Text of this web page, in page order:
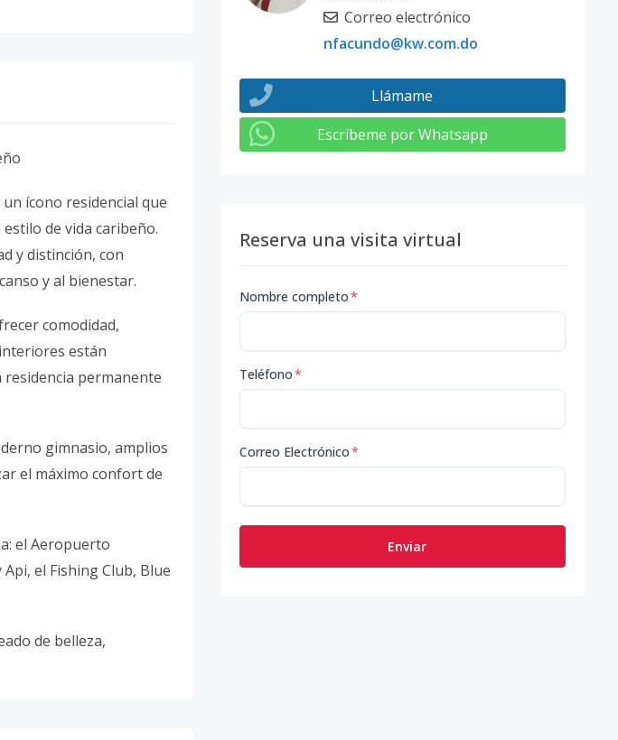
ícono residencial que
de vida caribeño.
y distinción, con
y al bienestar.
comodidad,
están
permanente
gimnasio, amplios
el máximo confort de
el Aeropuerto
el Fishing Club, Blue
de belleza,
Correo electrónico
nfacundo@kw.com.do
Llámame
Escribeme por Whatsapp
Reserva una visita virtual
Nombre completo*
Teléfono*
Correo Electrónico*
Enviar